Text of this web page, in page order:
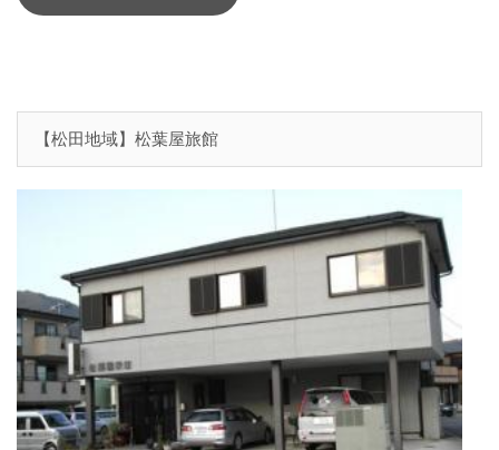
【松田地域】松葉屋旅館